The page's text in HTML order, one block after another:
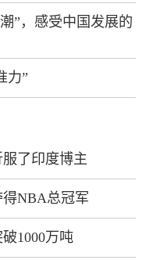
”，感受中国发展的
力”
了印度博主
NBA总冠军
1000万吨